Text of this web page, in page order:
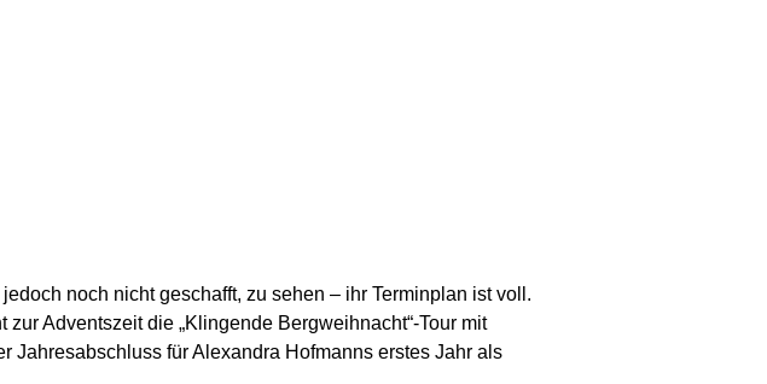
noch nicht geschafft, zu sehen – ihr Terminplan ist voll.
Adventszeit die „Klingende Bergweihnacht“-Tour mit
Jahresabschluss für Alexandra Hofmanns erstes Jahr als